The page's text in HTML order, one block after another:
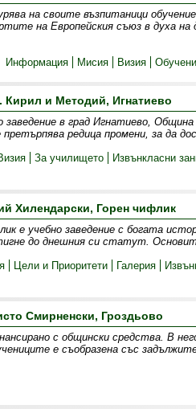
на своите възпитаници
на Европейския съюз в духа
Информация
Мисия Визия
и Методий, Игнатиево
в град Игнатиево, Община
редица промени, за да
За училището Извънкласни
Хилендарски, Горен чифлик
е учебно заведение с богата
до днешния си статут.
Цели и Приоритети Галерия
Смирненски, Гроздьово
с общински средства. В
е съобразена със